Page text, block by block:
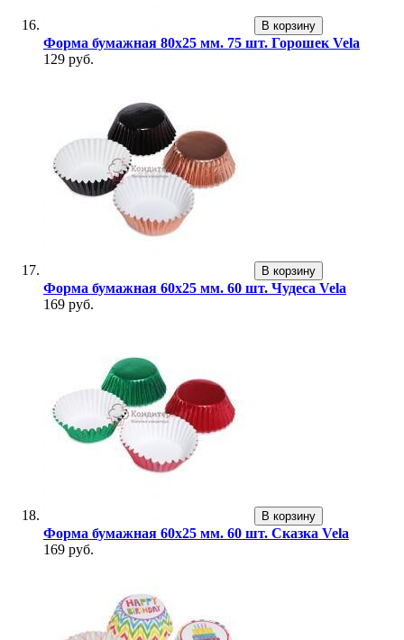
В корзину
Форма бумажная 80х25 мм. 75 шт. Горошек Vela
129 руб.
В корзину
Форма бумажная 60х25 мм. 60 шт. Чудеса Vela
169 руб.
В корзину
Форма бумажная 60х25 мм. 60 шт. Сказка Vela
169 руб.